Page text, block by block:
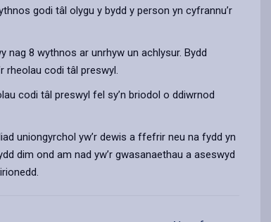
godi tâl olygu y bydd y person yn cyfrannu’r
nag 8 wythnos ar unrhyw un achlysur. Bydd
rheolau codi tâl preswyl.
codi tâl preswyl fel sy’n briodol o ddiwrnod
uniongyrchol yw’r dewis a ffefrir neu na fydd yn
dim ond am nad yw’r gwasanaethau a aseswyd